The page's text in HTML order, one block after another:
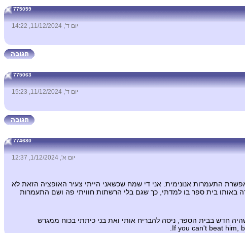
775059
יום ד', 11/12/2024, 14:22
775063
יום ד', 11/12/2024, 15:23
774680
יום א', 1/12/2024, 12:37
התעמרות אנונימית. אני די שמח שכשאני הייתי צעיר האופציה הזאת לא
בית ספר בו למדתי, כך שגם בלי הרשתות חוויתי פה ושם התעמרות
חדש בבית הספר, ניסה להבריח אותי ואת בני כיתתי בכוח ממגרש